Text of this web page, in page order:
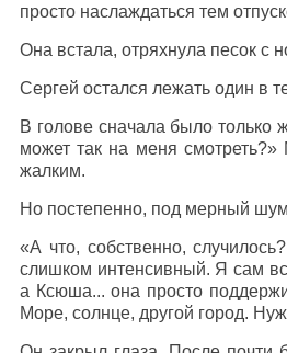
просто наслаждаться тем
Она встала, отряхнула песок с
Сергей остался лежать один в
В голове сначала было только
может так на меня смотреть?»
жалким.
Но постепенно, под мерный
«А что, собственно,
слишком интенсивный. Я сам
а Ксюша... она просто
Море, солнце, другой город.